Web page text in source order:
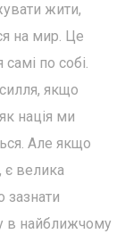
жити,
на мир. Це
по собі.
якщо
нація ми
Але якщо
є велика
в найближчому